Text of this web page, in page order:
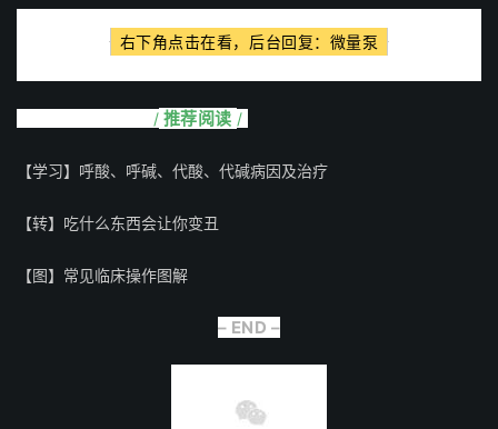
右下角点击在看，后台回复：微量泵
/ 推荐阅读 /
【学习】呼酸、呼碱、代酸、代碱病因及治疗
【转】吃什么东西会让你变丑
【图】常见临床操作图解
– END –